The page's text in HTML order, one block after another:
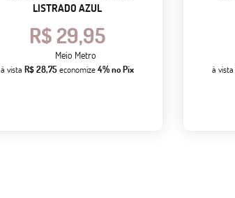
LISTRADO AZUL
R$ 29,95
Meio Metro
à vistaR$ 28,75economize4% no Pix à vista